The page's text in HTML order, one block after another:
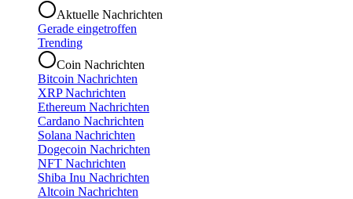
Aktuelle Nachrichten
Gerade eingetroffen
Trending
Coin Nachrichten
Bitcoin Nachrichten
XRP Nachrichten
Ethereum Nachrichten
Cardano Nachrichten
Solana Nachrichten
Dogecoin Nachrichten
NFT Nachrichten
Shiba Inu Nachrichten
Altcoin Nachrichten